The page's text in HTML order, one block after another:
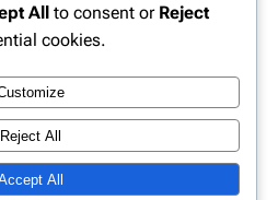
Facebook
X
Olahraga Update | PPN
All to consent or Reject
cookies.
Reject All
All